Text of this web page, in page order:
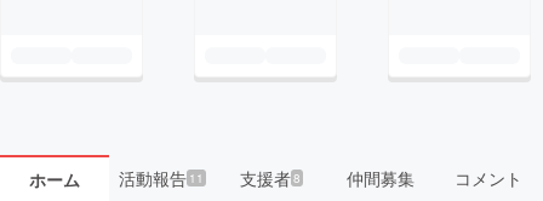
ホーム 活動報告11 支援者8 仲間募集 コメント